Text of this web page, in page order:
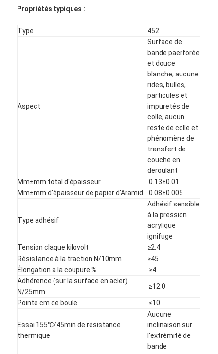
Contactez-nous
Bande d'isolation de tissu en verre
Bande résistante à la chaleur d'isolation
Ruban adhésif de tissu en verre
Ruban adhésif de papier d'aluminium
Propriétés typiques :
Type 452
Aspect
Surface de
bande paerforée
et douce
blanche, aucune
rides, bulles,
particules et
impuretés de
colle, aucun
reste de colle et
phénomène de
transfert de
couche en
déroulant
Mm±mm total d'épaisseur
0.13±0.01
Mm±mm d'épaisseur de papier d'Aramid
0.08±0.005
Type adhésif
Adhésif sensible
à la pression
acrylique
ignifuge
Tension claque kilovolt
≥2.4
Résistance à la traction N/10mm
≥45
Élongation à la coupure %
≥4
Adhérence (sur la surface en acier)
N/25mm
≥12.0
Pointe cm de boule ≤10
Essai 155℃/45min de résistance
thermique
Aucune
inclinaison sur
l'extrémité de
bande